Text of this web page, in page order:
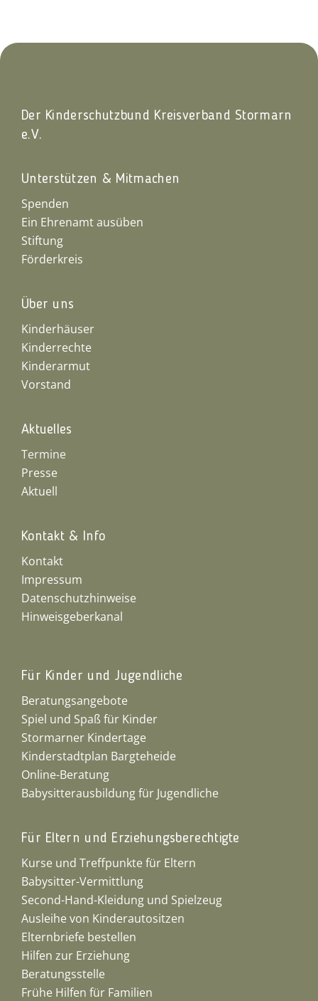
Der Kinderschutzbund Kreisverband Stormarn
e.V.
Unterstützen & Mitmachen
Spenden
Ein Ehrenamt ausüben
Stiftung
Förderkreis
Über uns
Kinderhäuser
Kinderrechte
Kinderarmut
Vorstand
Aktuelles
Termine
Presse
Aktuell
Kontakt & Info
Kontakt
Impressum
Datenschutzhinweise
Hinweisgeberkanal
Für Kinder und Jugendliche
Beratungsangebote
Spiel und Spaß für Kinder
Stormarner Kindertage
Kinderstadtplan Bargteheide
Online-Beratung
Babysitterausbildung für Jugendliche
Für Eltern und Erziehungsberechtigte
Kurse und Treffpunkte für Eltern
Babysitter-Vermittlung
Second-Hand-Kleidung und Spielzeug
Ausleihe von Kinderautositzen
Elternbriefe bestellen
Hilfen zur Erziehung
Beratungsstelle
Frühe Hilfen für Familien